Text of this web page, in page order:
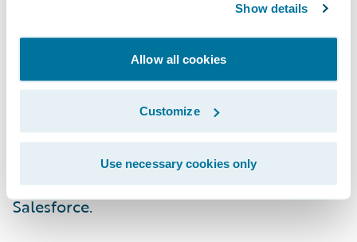
Show details
Allow all cookies
Customize
Use necessary cookies only
l'assurance IARD. En tirant parti de la
puissance de la Plateforme Salesforce,
Guidewire va aussi approfondir ses
capacités GRC spécifiques au secteur
concurrentiel de l'assurance en offrant une
vision à 360° de ses clients," a déclaré Rohit
Mahna, vice-président principal et directeur
général des services financiers chez
Salesforce.